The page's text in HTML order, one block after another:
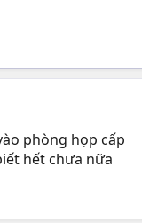
phòng họp cấp
hết chưa nữa